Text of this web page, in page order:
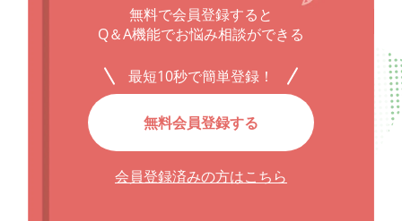
無料で会員登録すると
Q＆A機能でお悩み相談ができる
最短10秒で簡単登録！
無料会員登録する
会員登録済みの方はこちら